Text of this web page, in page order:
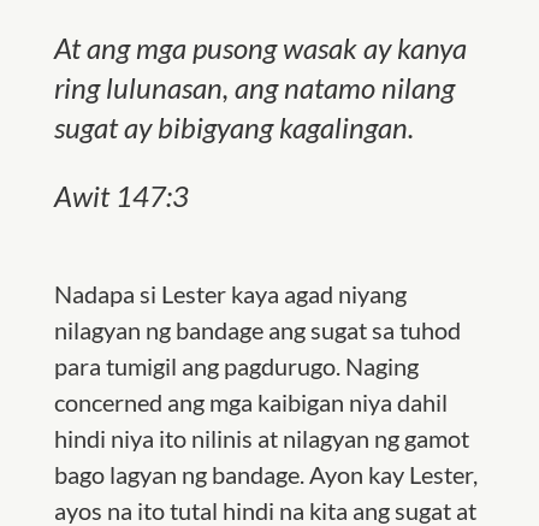
At ang mga pusong wasak ay kanya
ring lulunasan, ang natamo nilang
sugat ay bibigyang kagalingan.
Awit 147:3
Nadapa si Lester kaya agad niyang
nilagyan ng bandage ang sugat sa tuhod
para tumigil ang pagdurugo. Naging
concerned ang mga kaibigan niya dahil
hindi niya ito nilinis at nilagyan ng gamot
bago lagyan ng bandage. Ayon kay Lester,
ayos na ito tutal hindi na kita ang sugat at